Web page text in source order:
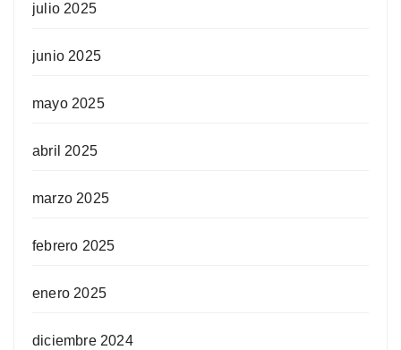
julio 2025
junio 2025
mayo 2025
abril 2025
marzo 2025
febrero 2025
enero 2025
diciembre 2024